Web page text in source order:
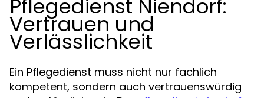
Pflegedienst Niendorf:
Vertrauen und
Verlässlichkeit
Ein Pflegedienst muss nicht nur fachlich
kompetent, sondern auch vertrauenswürdig